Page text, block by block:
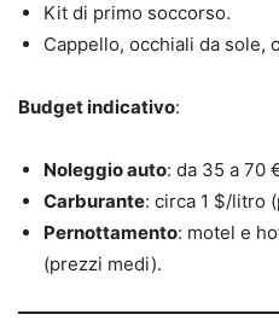
Kit di primo soccorso.
Cappello, occhiali da sole,
Budget indicativo:
Noleggio auto: da 35 a 70
Carburante: circa 1 $/litro
Pernottamento: motel e
(prezzi medi).